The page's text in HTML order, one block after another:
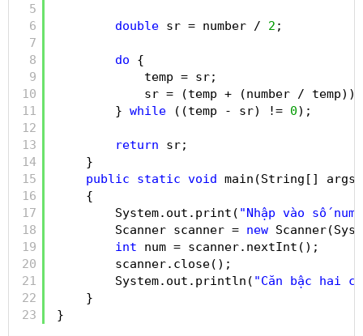
5
6
7
8
9
10
11
12
13
14
15
16
17
18
19
20
21
22
23
double sr = number / 2 ;
do
{
temp = sr;
sr = (temp + (number /
} while ((temp - sr) != 0);
return
sr;
}
public
static void main(String[] args)
{
System.out.print( "Nhập vào số
Scanner scanner = new
int
num = scanner.nextInt();
scanner.close();
System.out.println( "Căn bậc hai
}
}